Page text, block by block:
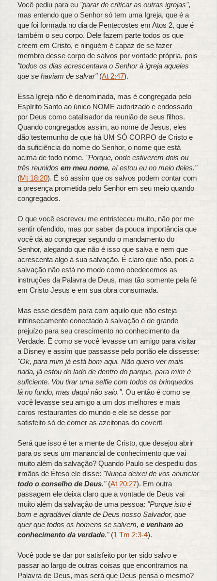
Você pediu para eu "parar de criticar as outras igrejas",
mas entendo que o Senhor só tem uma Igreja, que é a
que foi formada no dia de Pentecostes em Atos 2, que é
também o seu corpo. Dele fazem parte todos os que
creem em Cristo, e ninguém é capaz de se fazer
membro desse corpo de salvos por vontade própria, pois
"todos os dias acrescentava o Senhor à igreja aqueles
que se haviam de salvar"(At 2:47).
Essa Igreja não é denominada, mas é congregada pelo
Espírito Santo ao único NOME autorizado e endossado
por Deus como catalisador da reunião de seus filhos.
Quando congregados assim, ao nome de Jesus, eles
dão testemunho de que há UM SÓ CORPO de Cristo e
da suficiência do nome do Senhor, o nome que está
acima de todo nome. "Porque, onde estiverem dois ou
três reunidos em meu nome, aí estou eu no meio deles."
(Mt 18:20). É só assim que os salvos podem contar com
a presença prometida pelo Senhor em seu meio quando
congregados.
O que você escreveu me entristeceu muito, não por me
sentir ofendido, mas por saber da pouca importância que
você dá ao congregar segundo o mandamento do
Senhor, alegando que não é isso que salva e nem que
acrescenta algo à sua salvação. É claro que não, pois a
salvação não está no modo como obedecemos as
instruções da Palavra de Deus, mas tão somente pela fé
em Cristo Jesus e em sua obra consumada.
Mas esse desdém para com aquilo que não esteja
intrinsecamente conectado à salvação é de grande
prejuízo para seu crescimento no conhecimento da
Verdade. É como se você levasse um amigo para visitar
a Disney e assim que passasse pelo portão ele dissesse:
"Ok, para mim já está bom aqui. Não quero ver mais
nada, já estou do lado de dentro do parque, para mim é
suficiente. Vou tirar uma selfie com todos os brinquedos
lá no fundo, mas daqui não saio.". Ou então é como se
você levasse seu amigo a um dos melhores e mais
caros restaurantes do mundo e ele se desse por
satisfeito só de comer as azeitonas do covert!
Será que isso é ter a mente de Cristo, que desejou abrir
para os seus um manancial de conhecimento que vai
muito além da salvação? Quando Paulo se despediu dos
irmãos de Éfeso ele disse: "Nunca deixei de vos anunciar
todo o conselho de Deus." (At 20:27). Em outra
passagem ele deixa claro que a vontade de Deus vai
muito além da salvação de uma pessoa: "Porque isto é
bom e agradável diante de Deus nosso Salvador, que
quer que todos os homens se salvem, e venham ao
conhecimento da verdade."(1 Tm 2:3-4).
Você pode se dar por satisfeito por ter sido salvo e
passar ao largo de outras coisas que encontramos na
Palavra de Deus, mas será que Deus pensa o mesmo?